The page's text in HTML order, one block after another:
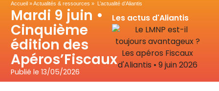
Accueil »Actualités & ressources » L’actualité d’Aliantis
Mardi 9 juin •
Cinquième
édition des
Apéros’Fiscaux
Publié le13/05/2026
Les actus d'Aliantis